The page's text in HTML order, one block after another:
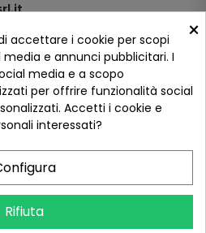
100
×
accettare i cookie per scopi
e annunci pubblicitari. I
media e a scopo
per offrire funzionalità social
Accetti i cookie e
interessati?
Rifiuta